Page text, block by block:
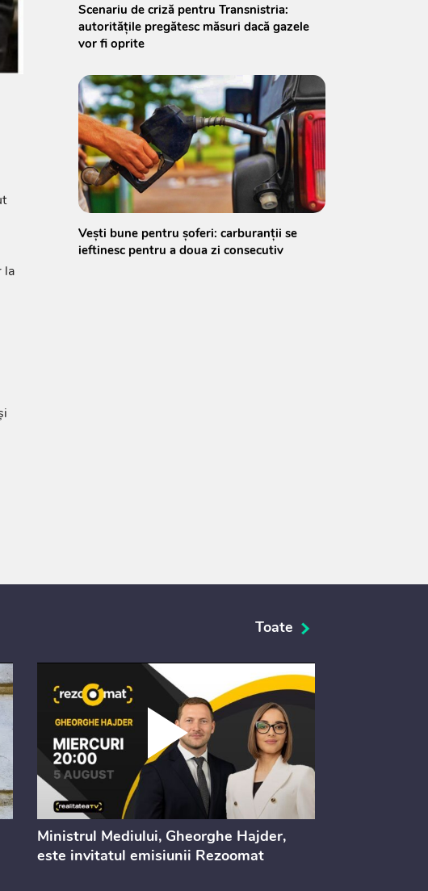
la
Scenariu de criză pentru Transnistria:
autoritățile pregătesc măsuri dacă gazele
vor fi oprite
Vești bune pentru șoferi: carburanții se
ieftinesc pentru a doua zi consecutiv
Toate
Ministrul Mediului, Gheorghe Hajder,
este invitatul emisiunii Rezoomat